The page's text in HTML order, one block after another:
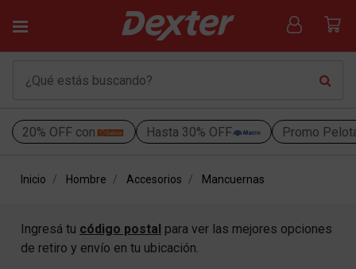
20% OFF con Hasta 30% OFF Promo
Inicio Hombre Accesorios Mancuernas
Ingresá tu código postal para ver las mejores opciones
de retiro y envío en tu ubicación.